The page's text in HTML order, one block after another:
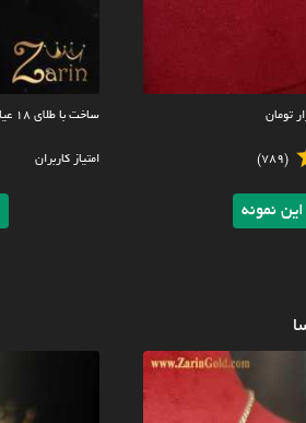
تومان
(789)
نمونه
ساخت با طلای ۱۸ عیار
امتیاز کاربران